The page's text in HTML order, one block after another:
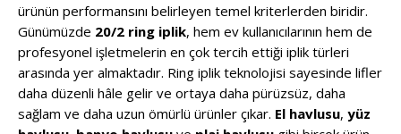
ürünün performansını belirleyen temel kriterlerden biridir.
Günümüzde 20/2 ring iplik, hem ev kullanıcılarının hem de
profesyonel işletmelerin en çok tercih ettiği iplik türleri
arasında yer almaktadır. Ring iplik teknolojisi sayesinde lifler
daha düzenli hâle gelir ve ortaya daha pürüzsüz, daha
sağlam ve daha uzun ömürlü ürünler çıkar. El havlusu, yüz